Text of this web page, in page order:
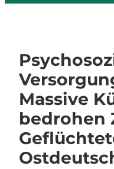
Massive
bedrohen